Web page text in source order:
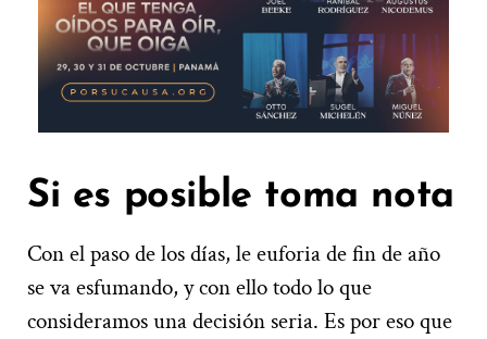
Si es posible toma nota
Con el paso de los días, le euforia de fin de año
se va esfumando, y con ello todo lo que
consideramos una decisión seria. Es por eso que